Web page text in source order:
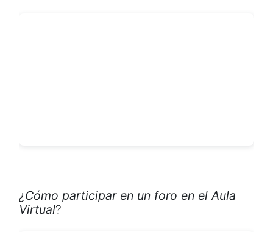
¿Cómo participar en un foro en el Aula
Virtual?